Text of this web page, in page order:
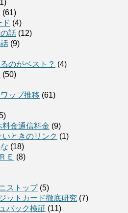
(61)
ド (4)
話 (12)
(9)
のがベスト？ (4)
(50)
ップ推移 (61)
金通信料金 (9)
ときのリンク (1)
(18)
Ｅ (8)
ストップ(5)
ットカード徹底研究 (7)
バック検証 (11)